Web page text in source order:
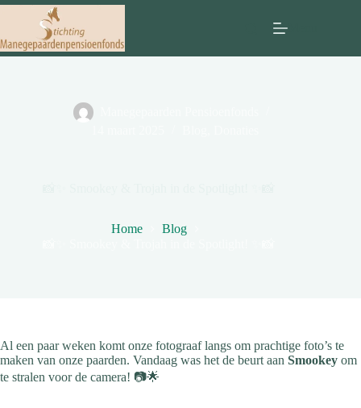
Ga
inhoud
Home
Blog
Al een paar weken komt onze fotograaf langs om prachtige foto’s te
maken van onze paarden. Vandaag was het de beurt aan Smookey om
te stralen voor de camera! 📷🌟